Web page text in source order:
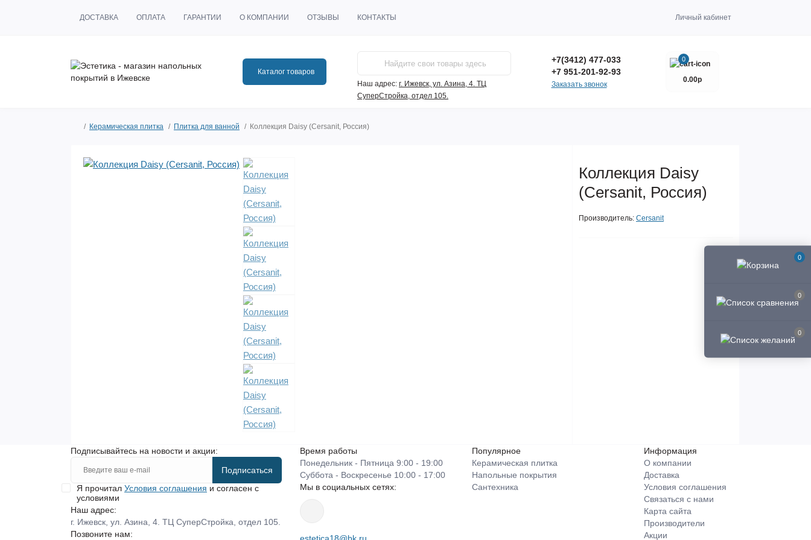
0
0
0
ДОСТАВКА ОПЛАТА ГАРАНТИИ О КОМПАНИИ ОТЗЫВЫ КОНТАКТЫ Личный кабинет
Каталог товаров
Наш адрес: г. Ижевск, ул. Азина, 4. ТЦ
СуперСтройка, отдел 105.
+7(3412) 477-033
+7 951-201-92-93
Заказать звонок
0
0.00р
Керамическая плитка Плитка для ванной Коллекция Daisy (Cersanit, Россия)
Коллекция Daisy
(Cersanit, Россия)
Производитель: Cersanit
Подписывайтесь на новости и акции:
Подписаться
Я прочитал Условия соглашения и согласен с
условиями
Наш адрес:
г. Ижевск, ул. Азина, 4. ТЦ СуперСтройка, отдел 105.
Позвоните нам:
Время работы
Понедельник - Пятница 9:00 - 19:00
Суббота - Воскресенье 10:00 - 17:00
Мы в социальных сетях:
Популярное
Керамическая плитка
Напольные покрытия
Сантехника
Информация
О компании
Доставка
Условия соглашения
Связаться с нами
Карта сайта
Производители
Акции